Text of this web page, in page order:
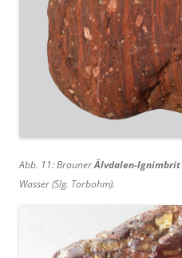
Abb. 11: BraunerÄlvdalen-Ignimbrit
Wasser (Slg. Torbohm).